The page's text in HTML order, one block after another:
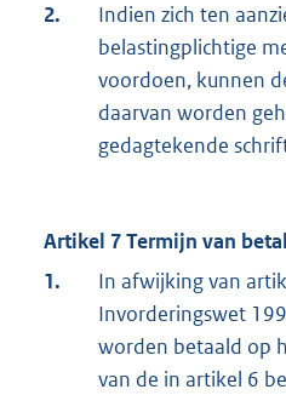
2.
Indien zich ten
belastingplichtige
voordoen, kunnen
daarvan worden
gedagtekende
Artikel 7 Termijn van
1.
In afwijking van
Invorderingswet
worden betaald op
van de in artikel 6